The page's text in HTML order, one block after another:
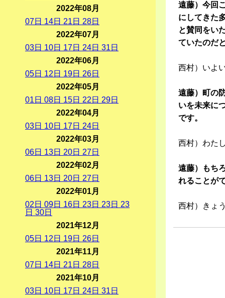
遠藤）今回
にしてきた
と賛同をい
ていたのだ
西村）いよ
遠藤）町の
いを未来に
です。
西村）わた
遠藤）もち
れることが
西村）きょ
2022年08月
07日 14日 21 日 28日
2022年07月
03日 10日 17日 24日 31 日
2022年06月
05日 12 日 19日 26日
2022年05月
01 日 08日 15日 22 日 29日
2022年04月
03日 10日 17日 24日
2022年03月
06日 13日 20日 27日
2022年02月
06日 13日 20日 27日
2022年01月
02 日 09日 16日 23日 23日 23
日 30日
2021年12月
05日 12 日 19日 26日
2021年11月
07日 14日 21 日 28日
2021年10月
03日 10日 17日 24日 31 日